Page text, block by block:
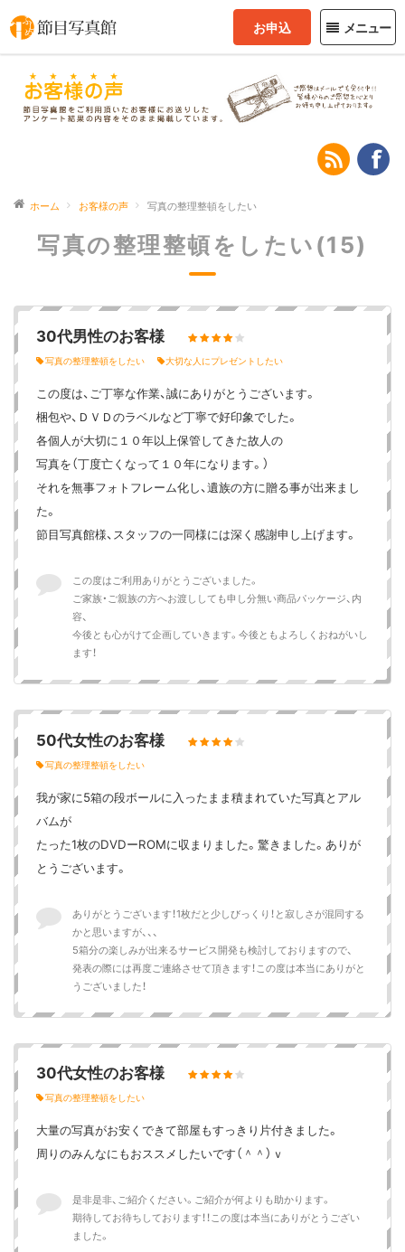
メニュー
お申込
ホーム お客様の声 写真の整理整頓をしたい
写真の整理整頓をしたい(15)
30代男性のお客様
写真の整理整頓をしたい 大切な人にプレゼントしたい
この度は、ご丁寧な作業、誠にありがとうございます。
梱包や、ＤＶＤのラベルなど丁寧で好印象でした。
各個人が大切に１０年以上保管してきた故人の
写真を（丁度亡くなって１０年になります。）
それを無事フォトフレーム化し、遺族の方に贈る事が出来まし
た。
節目写真館様、スタッフの一同様には深く感謝申し上げます。
この度はご利用ありがとうございました。
ご家族・ご親族の方へお渡ししても申し分無い商品パッケージ、内
容、
今後とも心がけて企画していきます。今後ともよろしくおねがいし
ます！
50代女性のお客様
写真の整理整頓をしたい
我が家に5箱の段ボールに入ったまま積まれていた写真とアル
バムが
たった1枚のDVDーROMに収まりました。驚きました。ありが
とうございます。
ありがとうございます！1枚だと少しびっくり！と寂しさが混同する
かと思いますが、、、
5箱分の楽しみが出来るサービス開発も検討しておりますので、
発表の際には再度ご連絡させて頂きます！この度は本当にありがと
うございました！
30代女性のお客様
写真の整理整頓をしたい
大量の写真がお安くできて部屋もすっきり片付きました。
周りのみんなにもおススメしたいです（＾＾）ｖ
是非是非、ご紹介ください。ご紹介が何よりも助かります。
期待してお待ちしております！！この度は本当にありがとうござい
ました。